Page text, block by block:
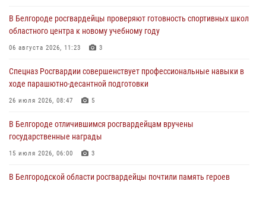
Росгвардия обеспечила общественную безопасность празднования
83-й годовщины освобождения г. Белгорода от немецко -
06 августа 2026, 06:54 3
Офицеры Росгвардии и ветераны войск правопорядка почтили
05 августа 2026, 17:12 2
В Белгороде росгвардейцы проверяют готовность спортивных школ
областного центра к новому учебному году
06 августа 2026, 11:23 3
Спецназ Росгвардии совершенствует профессиональные навыки в
ходе парашютно-десантной подготовки
26 июля 2026, 08:47 5
В Белгороде отличившимся росгвардейцам вручены
государственные награды
15 июля 2026, 06:00 3
В Белгородской области росгвардейцы почтили память героев